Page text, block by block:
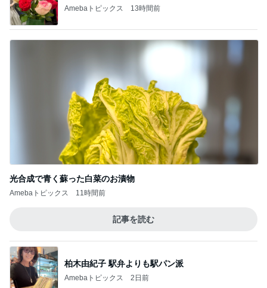
Amebaトピックス 13時間前
光合成で青く蘇った白菜のお漬物
Amebaトピックス 11時間前
記事を読む
柏木由紀子 駅弁よりも駅パン派
Amebaトピックス 2日前